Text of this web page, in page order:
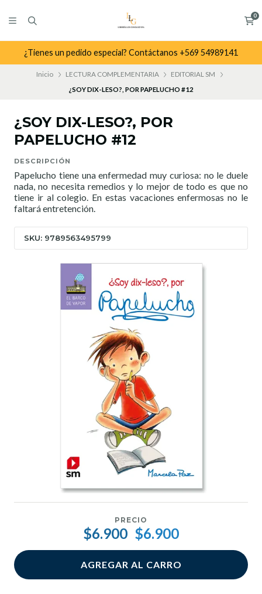
0
¿Tienes un pedido especial? Contáctanos +569 54989141
Inicio LECTURA COMPLEMENTARIA
EDITORIAL SM
¿SOY DIX-LESO?, POR PAPELUCHO #12
¿SOY DIX-LESO?, POR
PAPELUCHO #12
DESCRIPCIÓN
Papelucho tiene una enfermedad muy curiosa: no le duele
nada, no necesita remedios y lo mejor de todo es que no
tiene ir al colegio. En estas vacaciones enfermosas no le
faltará entretención.
SKU: 9789563495799
PRECIO
$6.900 $6.900
AGREGAR AL CARRO